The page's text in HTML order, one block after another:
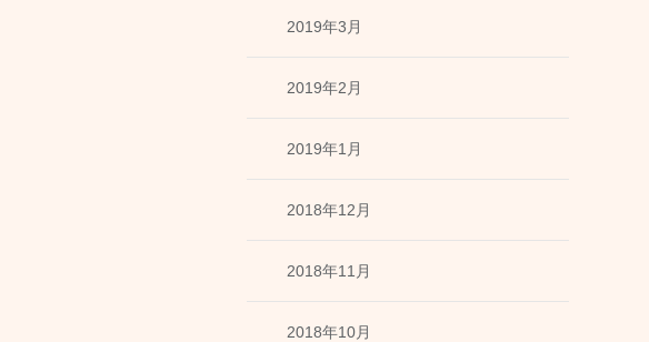
2019年3月
2019年2月
2019年1月
2018年12月
2018年11月
2018年10月